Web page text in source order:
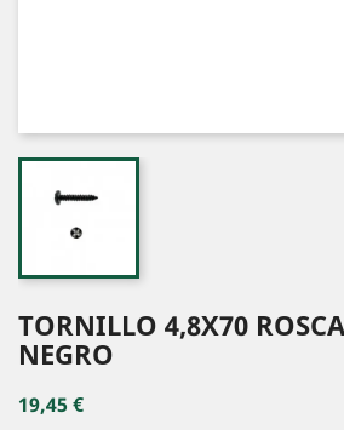
TORNILLO 4,8X70
NEGRO
19,45 €